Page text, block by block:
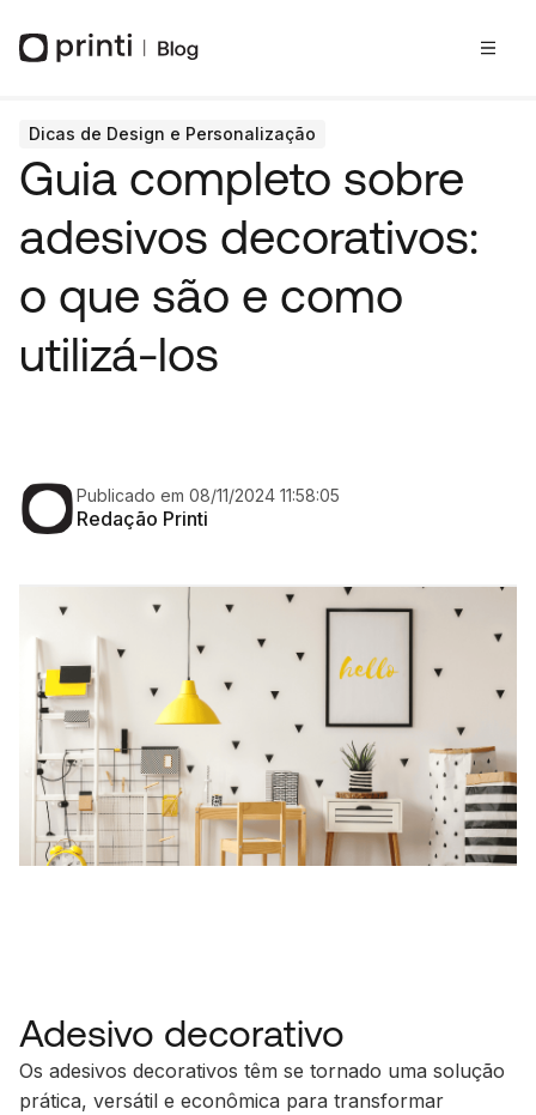
Dicas de Design e Personalização
Guia completo sobre
adesivos decorativos:
o que são e como
utilizá-los
Publicado em 08/11/2024 11:58:05
Redação Printi
Adesivo decorativo
Os adesivos decorativos têm se tornado uma solução
prática, versátil e econômica para transformar